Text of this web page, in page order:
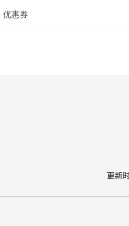
优惠券
更新